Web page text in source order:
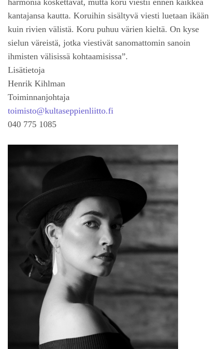
kantajansa kautta. Koruihin sisältyvä viesti luetaan ikään
kuin rivien välistä. Koru puhuu värien kieltä. On kyse
sielun väreistä, jotka viestivät sanomattomin sanoin
ihmisten välisissä kohtaamisissa”.
Lisätietoja
Henrik Kihlman
Toiminnanjohtaja
toimisto@kultaseppienliitto.fi
040 775 1085